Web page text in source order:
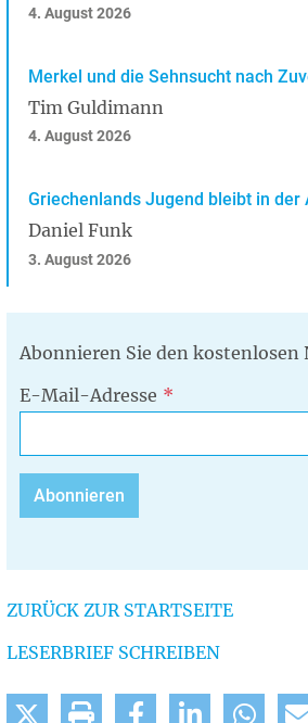
4. August 2026
Merkel und die Sehnsucht nach
Tim Guldimann
4. August 2026
Griechenlands Jugend bleibt in der
Daniel Funk
3. August 2026
Abonnieren Sie den kostenlosen
E-Mail-Adresse
ZURÜCK ZUR STARTSEITE
LESERBRIEF SCHREIBEN